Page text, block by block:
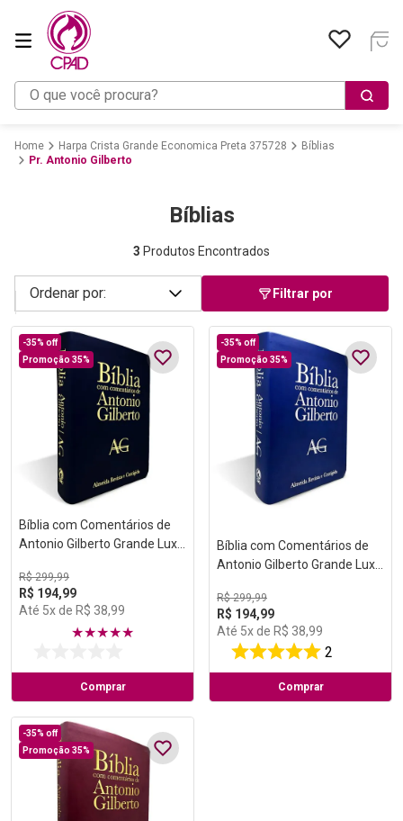
O que você procura?
Harpa Crista Grande Economica Preta 375728
Bíblias
Pr. Antonio Gilberto
Bíblias
3 Produtos Encontrados
Filtrar por
-35% off
Promoção 35%
Bíblia com Comentários de
Antonio Gilberto Grande Luxo
R$ 299,99
R$ 194,99
Até 5x de R$ 38,99
★★★★★
Comprar
-35% off
Promoção 35%
Bíblia com Comentários de
Antonio Gilberto Grande Luxo
R$ 299,99
R$ 194,99
Até 5x de R$ 38,99
2
Comprar
-35% off
Promoção 35%